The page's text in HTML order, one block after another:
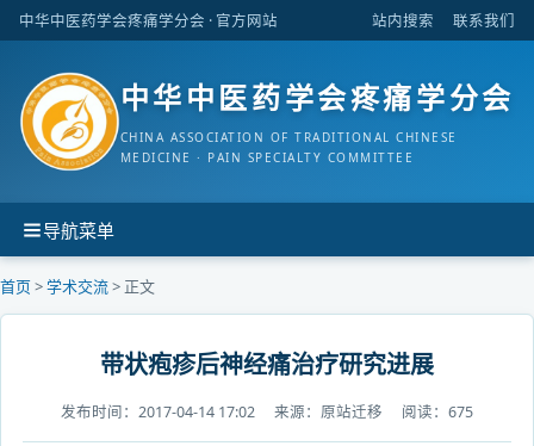
中华中医药学会疼痛学分会 · 官方网站 站内搜索 联系我们
中华中医药学会疼痛学分会
CHINA ASSOCIATION OF TRADITIONAL CHINESE
MEDICINE · PAIN SPECIALTY COMMITTEE
导航菜单
首页>学术交流> 正文
带状疱疹后神经痛治疗研究进展
发布时间： 2017-04-14 17:02 来源： 原站迁移 阅读： 675